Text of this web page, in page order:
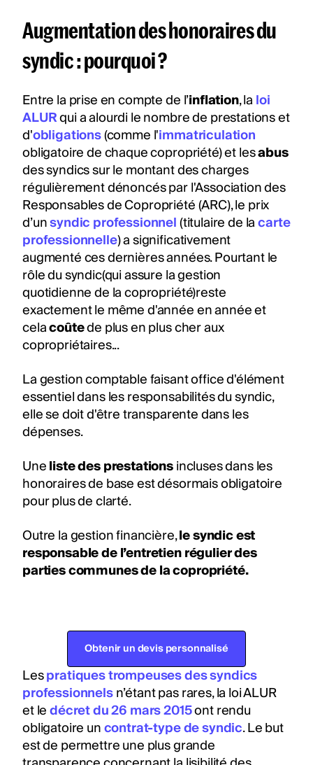
Augmentation des honoraires du
syndic : pourquoi ?
Entre la prise en compte de l’inflation, laloi
ALURqui a alourdi le nombre de prestations et
d'obligations(comme l'immatriculation
obligatoire de chaque copropriété) et lesabus
des syndics sur le montant des charges
régulièrement dénoncés par l'Association des
Responsables de Copropriété (ARC), le prix
d’unsyndic professionnel(titulaire de lacarte
professionnelle) a significativement
augmenté ces dernières années. Pourtant le
rôle du syndic(qui assure la gestion
quotidienne de la copropriété)reste
exactement le même d'année en année et
celacoûtede plus en plus cher aux
copropriétaires...
La gestion comptable faisant office d'élément
essentiel dans les responsabilités du syndic,
elle se doit d'être transparente dans les
dépenses.
Uneliste des prestationsincluses dans les
honoraires de base est désormais obligatoire
pour plus de clarté.
Outre la gestion financière,le syndic est
responsable de l’entretien régulier des
parties communes de la copropriété.
Obtenir un devis personnalisé
Lespratiques trompeuses des syndics
professionnelsn’étant pas rares, la loi ALUR
et ledécret du 26 mars 2015ont rendu
obligatoire uncontrat-type de syndic. Le but
est de permettre une plus grande